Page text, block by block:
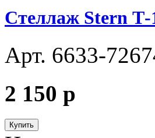
Стеллаж Stern Т-
Арт. 6633-
2 150 p
Купить